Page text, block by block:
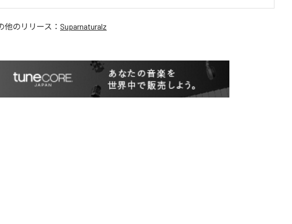
他のリリース： Suparnaturalz